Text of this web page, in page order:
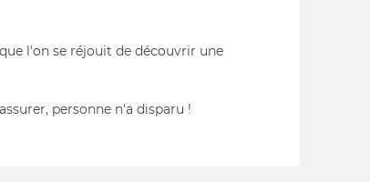
l'on se réjouit de découvrir une
personne n'a disparu !